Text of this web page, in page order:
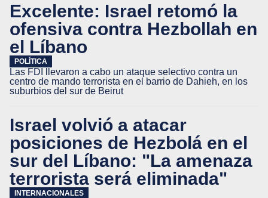
Excelente: Israel retomó la
ofensiva contra Hezbollah en
el Líbano
POLÍTICA
Las FDI llevaron a cabo un ataque selectivo contra un
centro de mando terrorista en el barrio de Dahieh, en los
suburbios del sur de Beirut
Israel volvió a atacar
posiciones de Hezbolá en el
sur del Líbano: "La amenaza
terrorista será eliminada"
INTERNACIONALES